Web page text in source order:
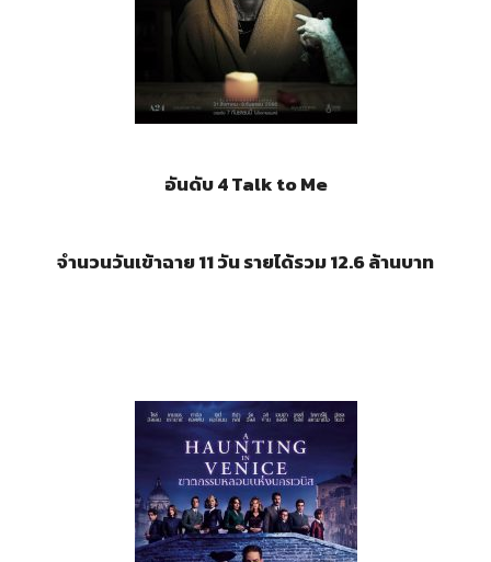
อันดับ 4Talk to Me
จำนวนวันเข้าฉาย 11 วัน รายได้รวม 12.6 ล้านบาท